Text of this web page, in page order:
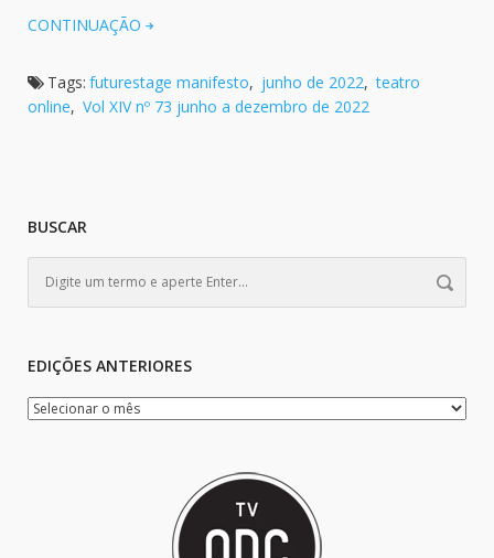
CONTINUAÇÃO
Tags: futurestage manifesto, junho de 2022, teatro
online, Vol XIV nº 73 junho a dezembro de 2022
BUSCAR
EDIÇÕES ANTERIORES